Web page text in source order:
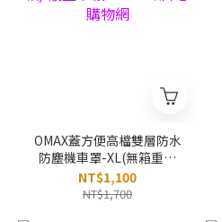
OMAX蓋方便高檔雙層防水
防塵機車罩-XL(無箱重機
款) 破盤下殺 OMAX歐妹思
購物網
NT$1,100
NT$1,700